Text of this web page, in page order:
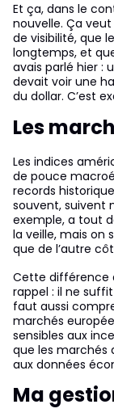
Et ça, dans le
nouvelle. Ça
de visibilité, que
longtemps, et
avais parlé hier :
devait voir une
du dollar. C’est
Les
Les indices
de pouce
records
souvent, suivent
exemple, a tout
la veille, mais on
que de l’autre
Cette différence
rappel : il ne
faut aussi
marchés
sensibles aux
que les marchés
aux données
Ma